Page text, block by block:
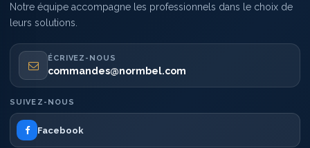
Notre équipe accompagne les professionnels dans le choix de
leurs solutions.
ÉCRIVEZ-NOUS
commandes@normbel.com
SUIVEZ-NOUS
Facebook